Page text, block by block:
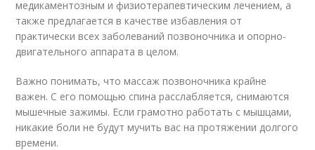
медикаментозным и физиотерапевтическим лечением, а
также предлагается в качестве избавления от
практически всех заболеваний позвоночника и опорно-
двигательного аппарата в целом.
Важно понимать, что массаж позвоночника крайне
важен. С его помощью спина расслабляется, снимаются
мышечные зажимы. Если грамотно работать с мышцами,
никакие боли не будут мучить вас на протяжении долгого
времени.